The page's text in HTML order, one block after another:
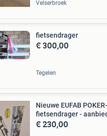
Velserbroek
fietsendrager
€ 300,00
Tegelen
Nieuwe EUFAB
fietsendrager -
€ 230,00